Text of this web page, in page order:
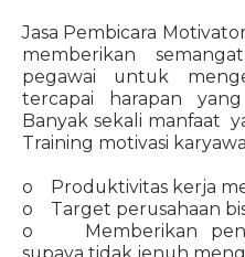
Jasa Pembicara
memberikan
pegawai untuk
tercapai harapan
Banyak sekali manfaat
Training motivasi
o Produktivitas kerja
o Target perusahaan
o Memberikan